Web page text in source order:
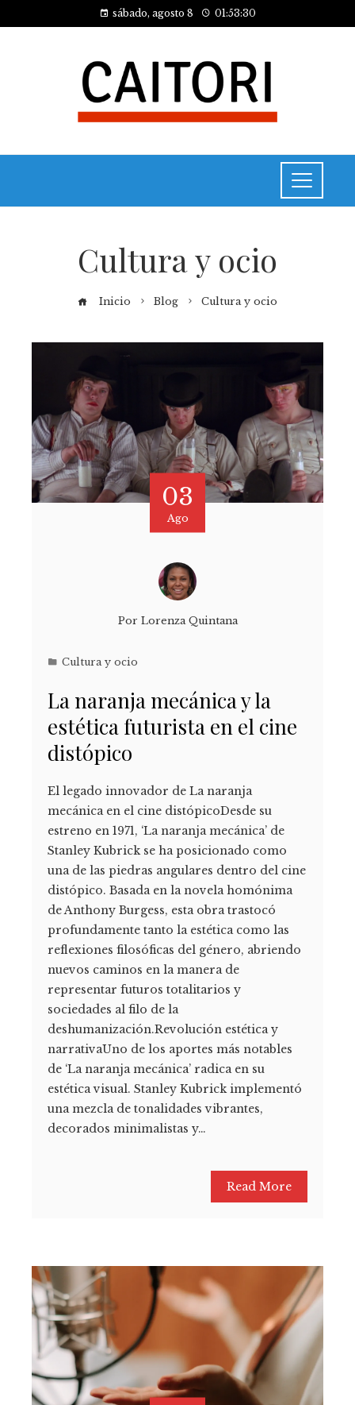
sábado, agosto 8 01:53:31
Cultura y ocio
Inicio Blog Cultura y ocio
03
Ago
Por Lorenza Quintana
Cultura y ocio
La naranja mecánica y la
estética futurista en el cine
distópico
El legado innovador de La naranja
mecánica en el cine distópicoDesde su
estreno en 1971, ‘La naranja mecánica’ de
Stanley Kubrick se ha posicionado como
una de las piedras angulares dentro del cine
distópico. Basada en la novela homónima
de Anthony Burgess, esta obra trastocó
profundamente tanto la estética como las
reflexiones filosóficas del género, abriendo
nuevos caminos en la manera de
representar futuros totalitarios y
sociedades al filo de la
deshumanización.Revolución estética y
narrativaUno de los aportes más notables
de ‘La naranja mecánica’ radica en su
estética visual. Stanley Kubrick implementó
una mezcla de tonalidades vibrantes,
decorados minimalistas y…
Read More